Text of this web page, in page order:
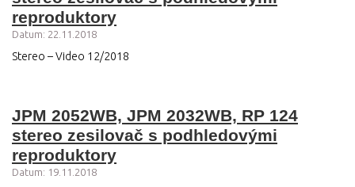
reproduktory
Datum: 22.11.2018
Stereo – Video 12/2018
JPM 2052WB, JPM 2032WB, RP 124
stereo zesilovač s podhledovými
reproduktory
Datum: 19.11.2018